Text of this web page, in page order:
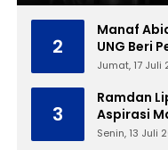
2
Manaf
UNG Beri
Soal
Jumat, 17 Juli
3
Ramdan
Aspirasi
LGBT di
Senin, 13 Juli